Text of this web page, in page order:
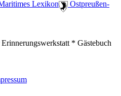
Lexikon
️ Ostpreußen-
* Gästebuch